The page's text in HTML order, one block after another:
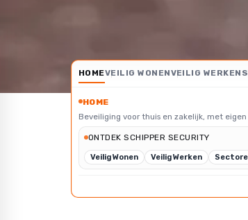
HOMEVEILIG WONENVEILIG WERKEN
HOME
Beveiliging voor thuis en zakelijk, met
ONTDEK SCHIPPER SECURITY
Veilig Wonen
Veilig Werken